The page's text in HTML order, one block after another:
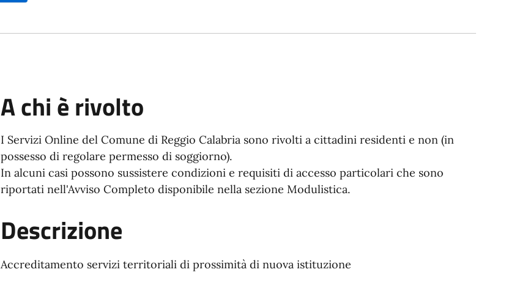
A chi è rivolto
I Servizi Online del Comune di Reggio Calabria sono rivolti a cittadini residenti e non (in
possesso di regolare permesso di soggiorno).
In alcuni casi possono sussistere condizioni e requisiti di accesso particolari che sono
riportati nell'Avviso Completo disponibile nella sezione Modulistica.
Descrizione
Accreditamento servizi territoriali di prossimità di nuova istituzione